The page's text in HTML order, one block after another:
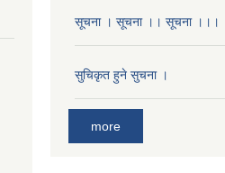
सूचना । सूचना ।। सूचना ।।।
सुचिकृत हुने सुचना ।
more